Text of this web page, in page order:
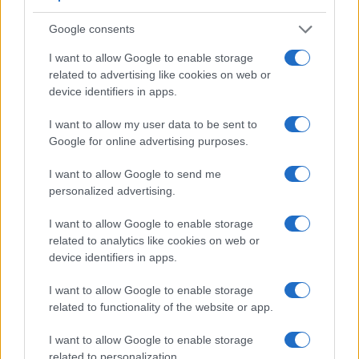
Google consents
I want to allow Google to enable storage
related to advertising like cookies on web or
device identifiers in apps.
I want to allow my user data to be sent to
Google for online advertising purposes.
I want to allow Google to send me
personalized advertising.
I want to allow Google to enable storage
related to analytics like cookies on web or
device identifiers in apps.
I want to allow Google to enable storage
related to functionality of the website or app.
I want to allow Google to enable storage
related to personalization.
Freestyle navdušuje s poletno
prilagojenimi cenami koles
Kovinska ograja po meri: kako
izbrati material, polnilo in
Koroške reke so opazno upadle,
Z vlakom po Koroški: Manj
Več iz kategorije Glasba
Pol stoletja glasbe na tromeji:
(VIDEO) Skupina iTAK